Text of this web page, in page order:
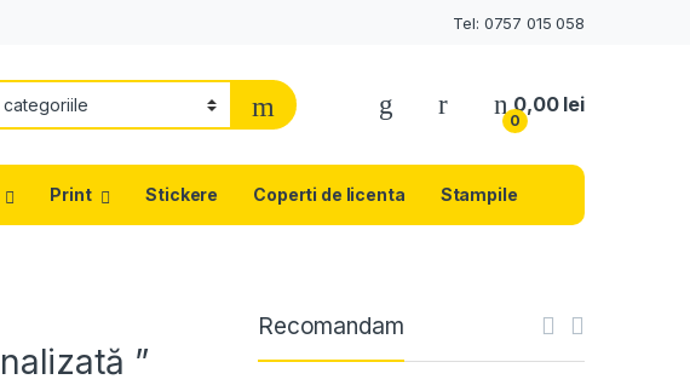
Tel: 0757 015 058
0
0,00 lei
Print Stickere Coperti de licenta Stampile
”
Recomandam